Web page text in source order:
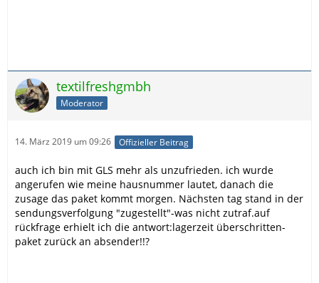
textilfreshgmbh
Moderator
14. März 2019 um 09:26 Offizieller Beitrag
auch ich bin mit GLS mehr als unzufrieden. ich wurde
angerufen wie meine hausnummer lautet, danach die
zusage das paket kommt morgen. Nächsten tag stand in der
sendungsverfolgung "zugestellt"-was nicht zutraf.auf
rückfrage erhielt ich die antwort:lagerzeit überschritten-
paket zurück an absender!!?